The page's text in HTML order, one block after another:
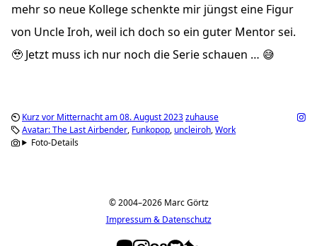
mehr so neue Kollege schenkte mir jüngst eine Figur
von Uncle Iroh, weil ich doch so ein guter Mentor sei.
🥹 Jetzt muss ich nur noch die Serie schauen … 😅
Kurz vor Mitternacht am 08. August 2023zuhause
Avatar: The Last Airbender Funkopop uncleiroh Work
Foto-Details
© 2004–2026 Marc Görtz
Impressum & Datenschutz